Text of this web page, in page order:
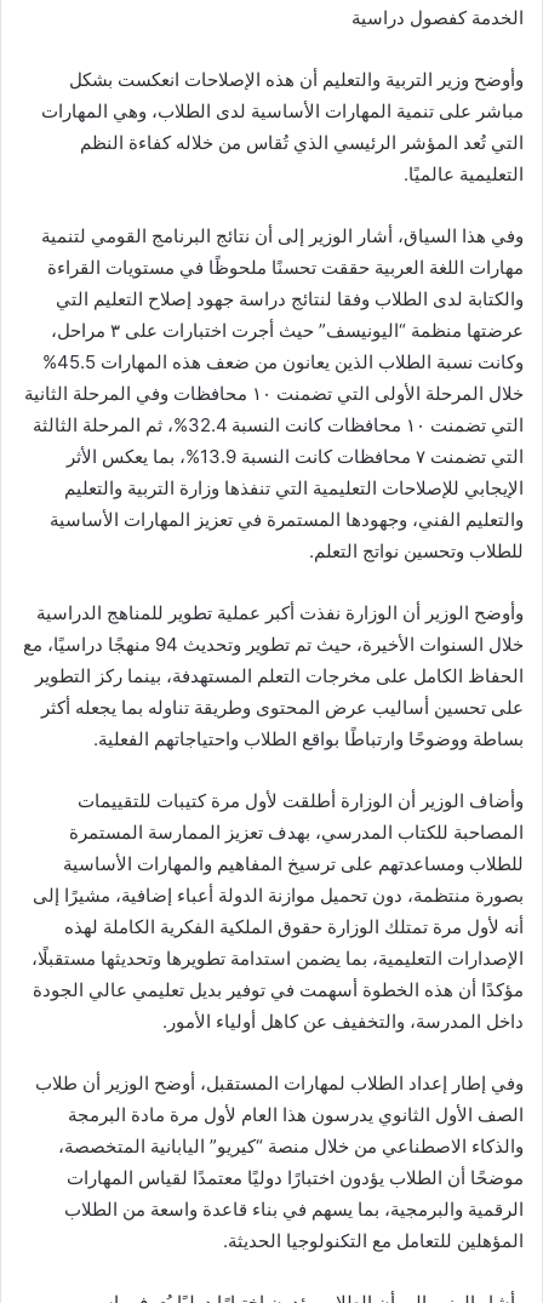
الخدمة كفصول دراسية
وأوضح وزير التربية والتعليم أن هذه الإصلاحات انعكست بشكل
مباشر على تنمية المهارات الأساسية لدى الطلاب، وهي المهارات
التي تُعد المؤشر الرئيسي الذي تُقاس من خلاله كفاءة النظم
التعليمية عالميًا.
وفي هذا السياق، أشار الوزير إلى أن نتائج البرنامج القومي لتنمية
مهارات اللغة العربية حققت تحسنًا ملحوظًا في مستويات القراءة
والكتابة لدى الطلاب وفقا لنتائج دراسة جهود إصلاح التعليم التي
عرضتها منظمة “اليونيسف” حيث أجرت اختبارات على ٣ مراحل،
وكانت نسبة الطلاب الذين يعانون من ضعف هذه المهارات 45.5%
خلال المرحلة الأولى التي تضمنت ١٠ محافظات وفي المرحلة الثانية
التي تضمنت ١٠ محافظات كانت النسبة 32.4%، ثم المرحلة الثالثة
التي تضمنت ٧ محافظات كانت النسبة 13.9%، بما يعكس الأثر
الإيجابي للإصلاحات التعليمية التي تنفذها وزارة التربية والتعليم
والتعليم الفني، وجهودها المستمرة في تعزيز المهارات الأساسية
للطلاب وتحسين نواتج التعلم.
وأوضح الوزير أن الوزارة نفذت أكبر عملية تطوير للمناهج الدراسية
خلال السنوات الأخيرة، حيث تم تطوير وتحديث 94 منهجًا دراسيًا، مع
الحفاظ الكامل على مخرجات التعلم المستهدفة، بينما ركز التطوير
على تحسين أساليب عرض المحتوى وطريقة تناوله بما يجعله أكثر
بساطة ووضوحًا وارتباطًا بواقع الطلاب واحتياجاتهم الفعلية.
وأضاف الوزير أن الوزارة أطلقت لأول مرة كتيبات للتقييمات
المصاحبة للكتاب المدرسي، بهدف تعزيز الممارسة المستمرة
للطلاب ومساعدتهم على ترسيخ المفاهيم والمهارات الأساسية
بصورة منتظمة، دون تحميل موازنة الدولة أعباء إضافية، مشيرًا إلى
أنه لأول مرة تمتلك الوزارة حقوق الملكية الفكرية الكاملة لهذه
الإصدارات التعليمية، بما يضمن استدامة تطويرها وتحديثها مستقبلًا،
مؤكدًا أن هذه الخطوة أسهمت في توفير بديل تعليمي عالي الجودة
داخل المدرسة، والتخفيف عن كاهل أولياء الأمور.
وفي إطار إعداد الطلاب لمهارات المستقبل، أوضح الوزير أن طلاب
الصف الأول الثانوي يدرسون هذا العام لأول مرة مادة البرمجة
والذكاء الاصطناعي من خلال منصة “كيريو” اليابانية المتخصصة،
موضحًا أن الطلاب يؤدون اختبارًا دوليًا معتمدًا لقياس المهارات
الرقمية والبرمجية، بما يسهم في بناء قاعدة واسعة من الطلاب
المؤهلين للتعامل مع التكنولوجيا الحديثة.